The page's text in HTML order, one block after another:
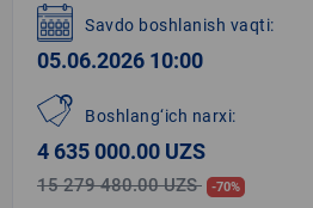
Savdo boshlanish vaqti:
05.06.2026 10:00
Boshlang‘ich narxi:
4 635 000.00 UZS
15 279 480.00 UZS -70%